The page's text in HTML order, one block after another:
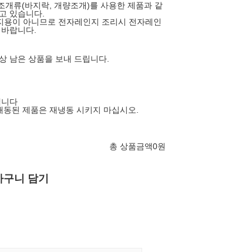
개류(바지락, 개량조개)를 사용한 제품과 같
있습니다.
이 아니므로 전자레인지 조리시 전자레인
랍니다.
남은 상품을 보내 드립니다.
다
된 제품은 재냉동 시키지 마십시오.
총 상품금액0원
구니 담기